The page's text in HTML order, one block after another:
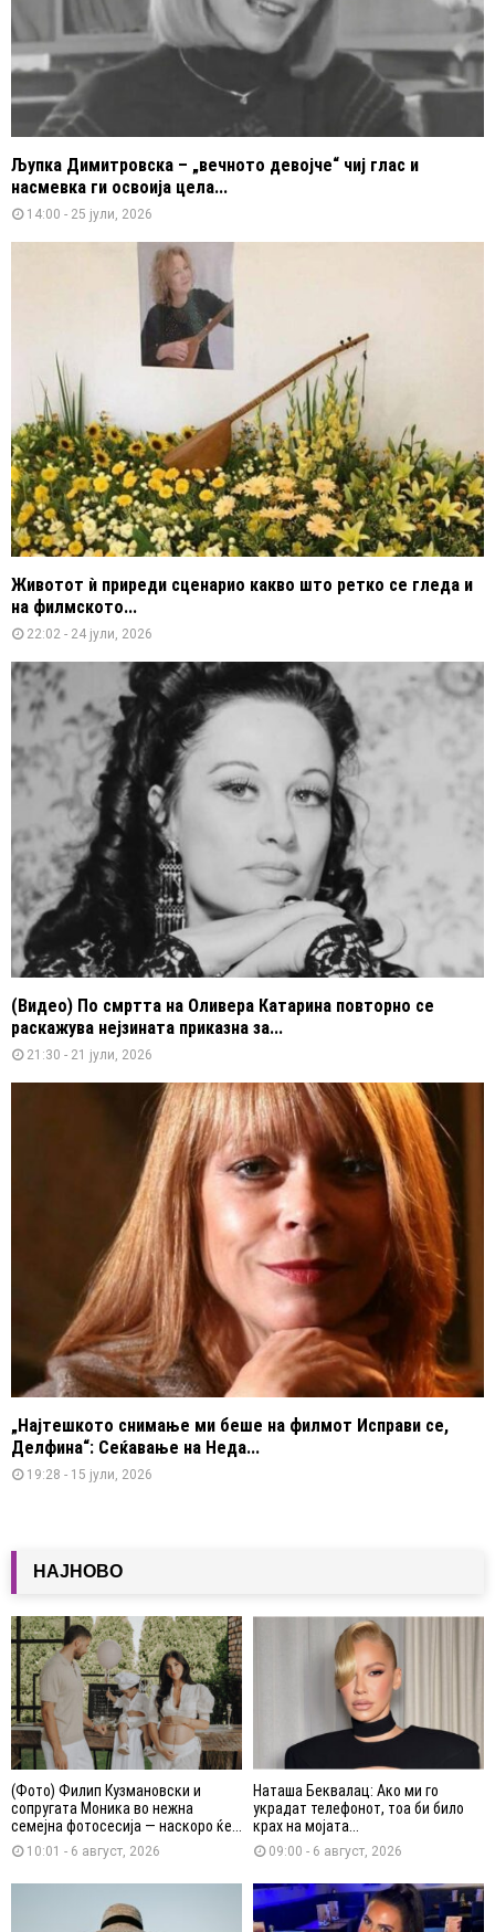
Љупка Димитровска – „вечното девојче“ чиј глас и
насмевка ги освоија цела...
14:00 - 25 јули, 2026
Животот ѝ приреди сценарио какво што ретко се гледа и
на филмското...
22:02 - 24 јули, 2026
(Видео) По смртта на Оливера Катарина повторно се
раскажува нејзината приказна за...
21:30 - 21 јули, 2026
„Најтешкото снимање ми беше на филмот Исправи се,
Делфина“: Сеќавање на Неда...
19:28 - 15 јули, 2026
НАЈНОВО
(Фото) Филип Кузмановски и
сопругата Моника во нежна
семејна фотосесија — наскоро ќе...
10:01 - 6 август, 2026
Наташа Беквалац: Ако ми го
украдат телефонот, тоа би било
крах на мојата...
09:00 - 6 август, 2026